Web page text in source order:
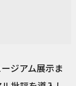
ジアム展示ま